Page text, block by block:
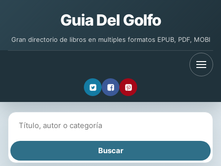
Guia Del Golfo
Gran directorio de libros en multiples formatos EPUB, PDF, MOBI